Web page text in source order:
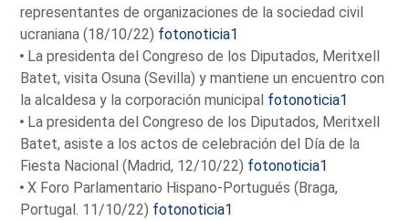
representantes de organizaciones de la sociedad civil
ucraniana (18/10/22) fotonoticia1
La presidenta del Congreso de los Diputados, Meritxell
Batet, visita Osuna (Sevilla) y mantiene un encuentro con
la alcaldesa y la corporación municipal fotonoticia1
La presidenta del Congreso de los Diputados, Meritxell
Batet, asiste a los actos de celebración del Día de la
Fiesta Nacional (Madrid, 12/10/22) fotonoticia1
X Foro Parlamentario Hispano-Portugués (Braga,
Portugal. 11/10/22) fotonoticia1